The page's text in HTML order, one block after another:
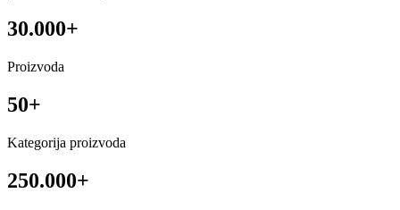
30.000+
Proizvoda
50+
Kategorija proizvoda
250.000+